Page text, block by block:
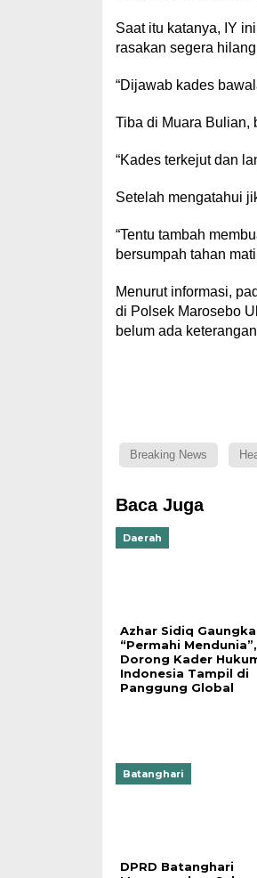
Saat itu katanya, IY
rasakan segera
“Dijawab kades
Tiba di Muara Bulian,
“Kades terkejut dan
Setelah mengatahui
“Tentu tambah
bersumpah tahan
Menurut informasi,
di Polsek Marosebo
belum ada
Breaking News
Baca Juga
Daerah
Azhar Sidiq
“Permahi Mendunia”,
Dorong Kader
Indonesia Tampil di
Panggung Global
Batanghari
DPRD Batanghari